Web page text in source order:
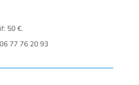
50 €.
77 76 20 93